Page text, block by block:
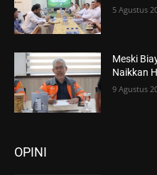
5 Agustus
Meski
Naikkan
9 Agustus
OPINI